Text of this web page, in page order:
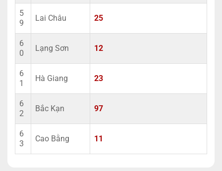
5
9
Lai Châu 25
6
0
Lạng Sơn 12
6
1
Hà Giang 23
6
2
Bắc Kạn 97
6
3
Cao Bằng 11